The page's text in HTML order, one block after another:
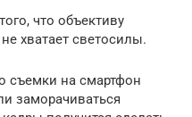
что объективу
хватает светосилы.
съемки на смартфон
заморачиваться